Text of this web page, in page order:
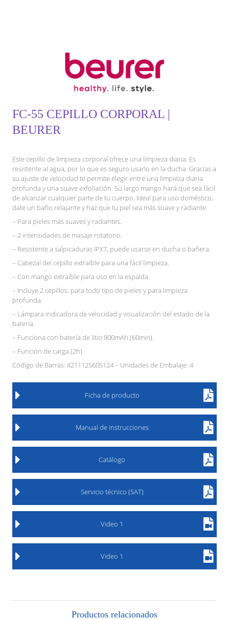
FC-55 CEPILLO CORPORAL |
BEURER
Este cepillo de limpieza corporal ofrece una limpieza diaria. Es
resistente al agua, por lo que es seguro usarlo en la ducha. Gracias a
su ajuste de velocidad te permite elegir entre una limpieza diaria
profunda y una suave exfoliación. Su largo mango hará que sea fácil
de alcanzar cualquier parte de tu cuerpo. Ideal para uso doméstico,
date un baño relajante y haz que tu piel sea más suave y radiante.
– Para pieles más suaves y radiantes.
– 2 intensidades de masaje rotatorio.
– Resistente a salpicaduras IPX7, puede usarse en ducha o bañera.
– Cabezal del cepillo extraíble para una fácil limpieza.
– Con mango extraíble para uso en la espalda.
– Incluye 2 cepillos: para todo tipo de pieles y para limpieza
profunda.
– Lámpara indicadora de velocidad y visualización del estado de la
batería.
– Funciona con batería de litio 800mAh (60min).
– Función de carga (2h).
Código de Barras: 4211125605124 – Unidades de Embalaje: 4
Ficha de producto
Manual de instrucciones
Catálogo
Servicio técnico (SAT)
Video 1
Video 1
Productos relacionados